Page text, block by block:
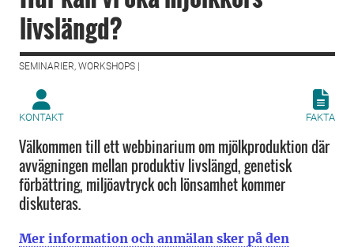
livslängd?
SEMINARIER, WORKSHOPS |
KONTAKT FAKTA
Välkommen till ett webbinarium om mjölkproduktion där
avvägningen mellan produktiv livslängd, genetisk
förbättring, miljöavtryck och lönsamhet kommer
diskuteras.
Mer information och anmälan sker på den